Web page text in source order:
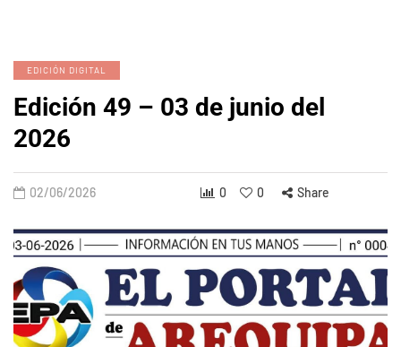
EDICIÓN DIGITAL
Edición 49 – 03 de junio del
2026
02/06/2026 0 0 Share